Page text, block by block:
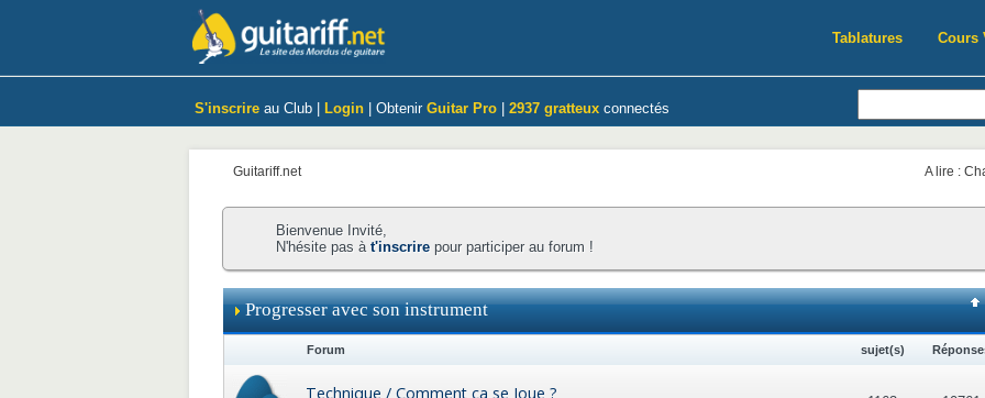
Tablatures Cours
S'inscrire au Club | Login | Obtenir Guitar Pro 2937 gratteux connectés
Guitariff.net A lire :
Bienvenue Invité,
N'hésite pas à t'inscrire pour participer au forum !
Progresser avec son instrument
Forum sujet(s)
Technique / Comment ça se Joue ?